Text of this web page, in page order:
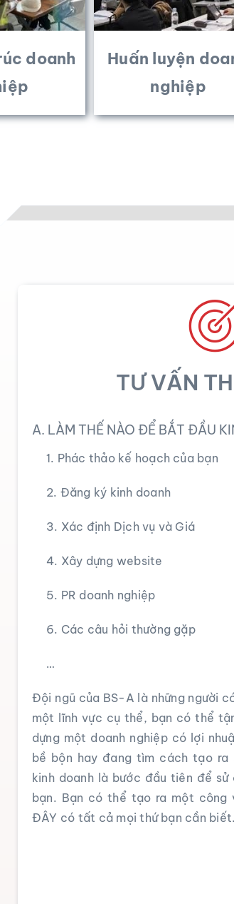
doanh
Huấn luyện
nghiệp
TƯ VẤN
A. LÀM THẾ NÀO ĐỂ BẮT ĐẦU
1. Phác thảo kế hoạch của bạn
2. Đăng ký kinh doanh
3. Xác định Dịch vụ và Giá
4. Xây dựng website
5. PR doanh nghiệp
6. Các câu hỏi thường gặp
…
Đội ngũ của BS-A là những người
một lĩnh vực cụ thể, bạn có thể
dựng một doanh nghiệp có lợi
bề bộn hay đang tìm cách tạo
kinh doanh là bước đầu tiên để
bạn. Bạn có thể tạo ra một công
ĐÂY có tất cả mọi thứ bạn cần biết.